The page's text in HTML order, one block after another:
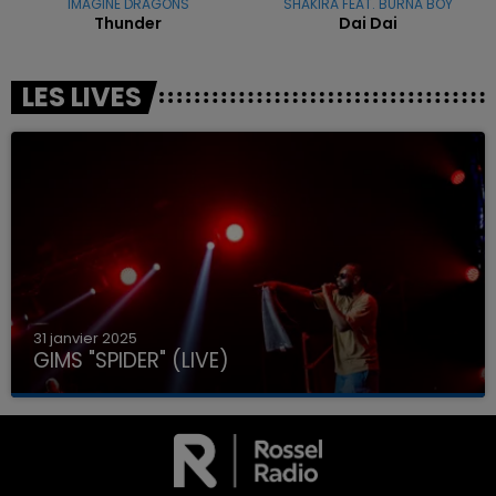
Thunder Dai Dai
LES LIVES
31 janvier 2025
GIMS "SPIDER" (LIVE)